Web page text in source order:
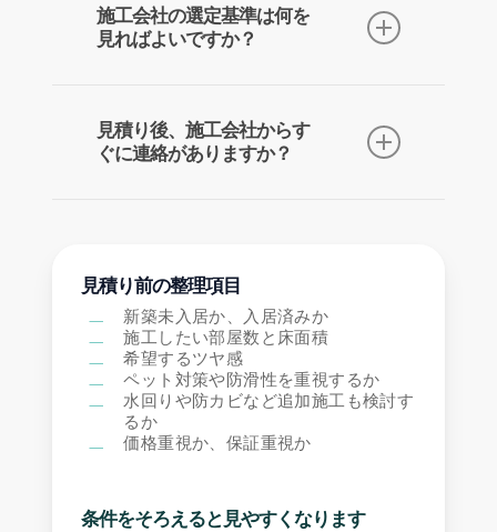
新築未入居割引、地域条件による割引
などがあるため、価格相場を見たうえ
施工会社の選定基準は何を
見ればよいですか？
工後のトラブルが起きにくいか、アフ
ターサポートや保証が充実しているか
見積り後、施工会社からす
ぐに連絡がありますか？
にもよりますが、早いところでは短時
間で連絡が届くことがあります。サン
プル資料は郵送のため数日かかる場合
があります。
見積り前の整理項目
新築未入居か、入居済みか
施工したい部屋数と床面積
希望するツヤ感
ペット対策や防滑性を重視するか
水回りや防カビなど追加施工も検討す
るか
価格重視か、保証重視か
条件をそろえると見やすくなります